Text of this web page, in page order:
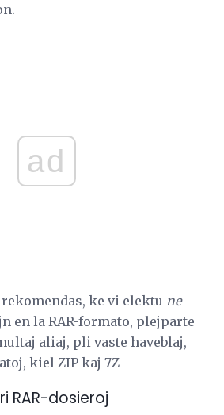
ad
ke vi elektu ne
en la RAR-formato, plejparte
aliaj, pli vaste haveblaj,
kiel ZIP kaj 7Z
RAR-dosieroj